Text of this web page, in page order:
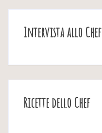
Intervista allo Chef
Ricette dello Chef